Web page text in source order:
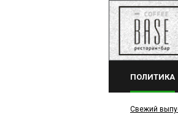
ПОЛИТИКА
Свежий